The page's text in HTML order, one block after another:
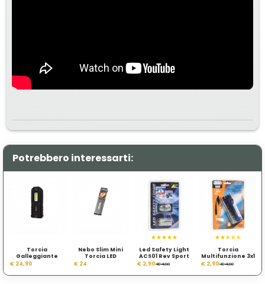
Potrebbero interessarti:
Torcia
Galleggiante
Nebo Armor 3
€ 24,90
Nebo Slim Mini
Torcia LED
Ricaricabile 250
€ 24
Led Safety Light
ACS01 Rev Sport
€ 2,90€ 4,90
Torcia
Multifunzione 3x1
€ 2,90€ 4,90